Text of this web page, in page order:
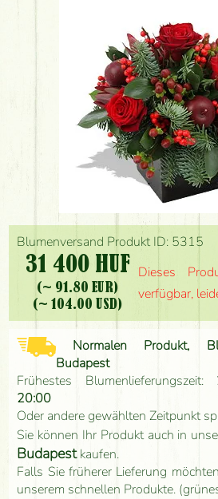
Blumenversand Produkt ID: 5315
31 400 HUF
(~ 91.80 EUR)
(~ 104.00 USD)
Dieses
verfügbar,
Normalen Produkt,
Budapest
Frühestes Blumenlieferungszeit:
20:00
Oder andere gewählten Zeitpunkt
Sie können Ihr Produkt auch in
Budapestkaufen.
Falls Sie früherer Lieferung
unserem schnellen Produkte.